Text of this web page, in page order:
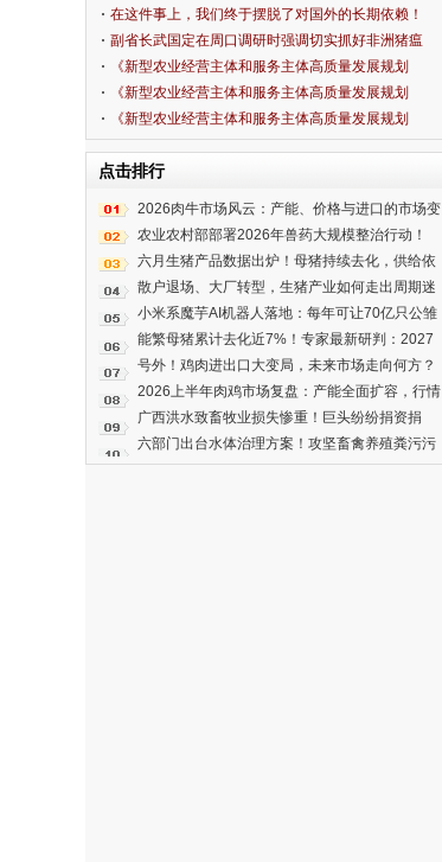
在这件事上，我们终于摆脱了对国外的长期依赖！
副省长武国定在周口调研时强调切实抓好非洲猪瘟
防控工作
《新型农业经营主体和服务主体高质量发展规划
（2020—2022年）》解读五： 大力推进农民教育培
训 为主体高质量发展提供人才和智力支持
《新型农业经营主体和服务主体高质量发展规划
（2020—2022年）》解读四： 以主体多元发展和服
务方式创新为重点，推进社会化服务高质量发展
《新型农业经营主体和服务主体高质量发展规划
（2020—2022年）》解读三： 引导农民合作社向高
质量发展轨道迈进
点击排行
2026肉牛市场风云：产能、价格与进口的市场变
局
农业农村部部署2026年兽药大规模整治行动！
六月生猪产品数据出炉！母猪持续去化，供给依
旧高企！
散户退场、大厂转型，生猪产业如何走出周期迷
雾？
小米系魔芋AI机器人落地：每年可让70亿只公雏
免于绞杀
能繁母猪累计去化近7%！专家最新研判：2027
年生猪养殖有望实现合理盈利
号外！鸡肉进出口大变局，未来市场走向何方？
2026上半年肉鸡市场复盘：产能全面扩容，行情
分化震荡，后市拐点已明确！
广西洪水致畜牧业损失惨重！巨头纷纷捐资捐
物！牧原2000万元、海大1000万元、双汇1.5万
箱火腿……
六部门出台水体治理方案！攻坚畜禽养殖粪污污
染